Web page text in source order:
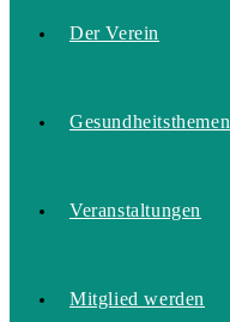
Der Verein
Gesundheitsthemen
Veranstaltungen
Mitglied werden